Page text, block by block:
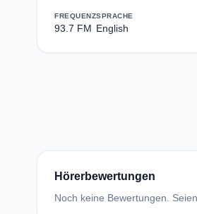
FREQUENZ
93.7 FM
SPRACHE
English
Hörerbewertungen
Noch keine Bewertungen.